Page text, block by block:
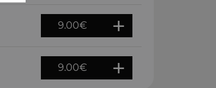
9.00€
9.00€